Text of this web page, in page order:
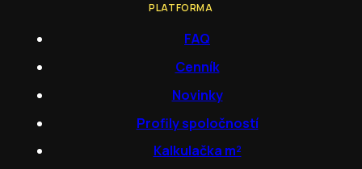
PLATFORMA
FAQ
Cenník
Novinky
Profily spoločností
Kalkulačka m²